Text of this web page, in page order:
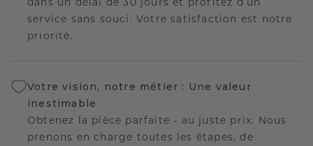
service sans souci. Votre satisfaction est notre
priorité.
Votre vision, notre métier : Une valeur
inestimable
Obtenez la pièce parfaite - au juste prix. Nous
prenons en charge toutes les étapes, de